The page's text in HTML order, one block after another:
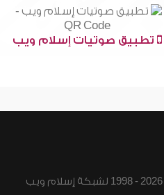
تطبيق صوتيات إسلام ويب